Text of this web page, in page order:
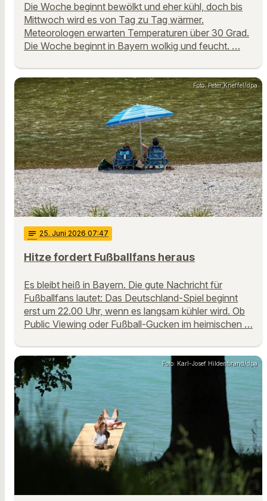
Die Woche beginnt bewölkt und eher kühl, doch bis
Mittwoch wird es von Tag zu Tag wärmer.
Meteorologen erwarten Temperaturen über 30 Grad.
Die Woche beginnt in Bayern wolkig und feucht. …
Foto: Peter Kneffel/dpa
notes 25. Juni 2026 07:47
Hitze fordert Fußballfans heraus
Es bleibt heiß in Bayern. Die gute Nachricht für
Fußballfans lautet: Das Deutschland-Spiel beginnt
erst um 22.00 Uhr, wenn es langsam kühler wird. Ob
Public Viewing oder Fußball-Gucken im heimischen …
Foto: Karl-Josef Hildenbrand/dpa